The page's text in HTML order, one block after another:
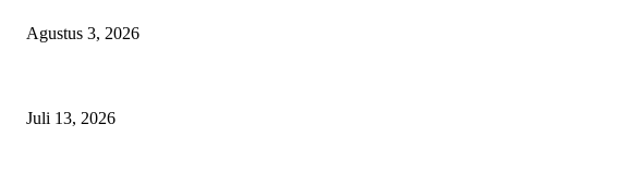
Agustus 3, 2026
Juli 13, 2026